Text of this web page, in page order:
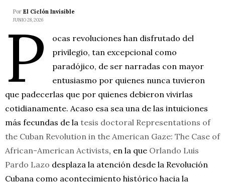
Por El Ciclón Invisible
JUNIO 28, 2026
P
ocas revoluciones han disfrutado del
privilegio, tan excepcional como
paradójico, de ser narradas con mayor
entusiasmo por quienes nunca tuvieron
que padecerlas que por quienes debieron vivirlas
cotidianamente. Acaso esa sea una de las intuiciones
más fecundas de la tesis doctoral Representations of
the Cuban Revolution in the American Gaze: The Case of
African-American Activists, en la que Orlando Luis
Pardo Lazo desplaza la atención desde la Revolución
Cubana como acontecimiento histórico hacia la